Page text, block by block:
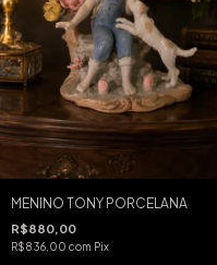
MENINO TONY PORCELANA
R$880,00
R$836,00 com Pix